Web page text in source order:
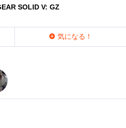
SOLID V: GZ
気になる！